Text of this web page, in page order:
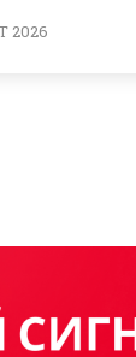
2026